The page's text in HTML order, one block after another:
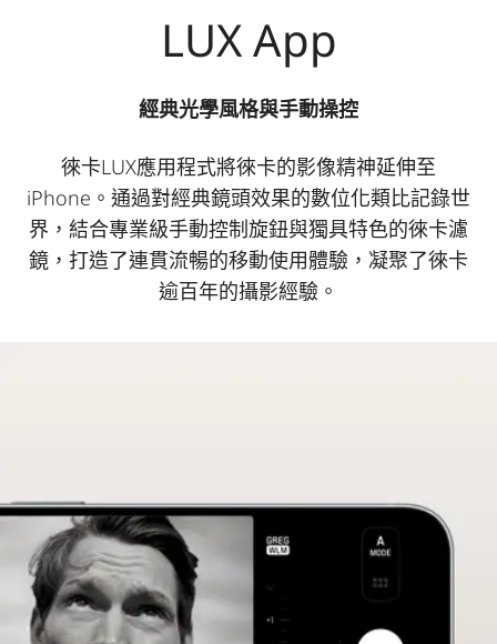
LUX App
經典光學風格與手動操控
徠卡LUX應用程式將徠卡的影像精神延伸至
iPhone。通過對經典鏡頭效果的數位化類比記錄世
界，結合專業級手動控制旋鈕與獨具特色的徠卡濾
鏡，打造了連貫流暢的移動使用體驗，凝聚了徠卡
逾百年的攝影經驗。